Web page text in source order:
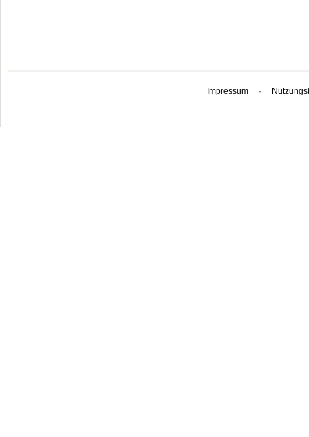
Impressum ·